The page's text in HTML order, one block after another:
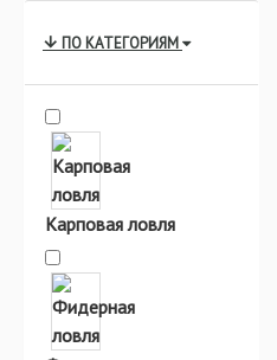
ПО КАТЕГОРИЯМ
Карповая ловля